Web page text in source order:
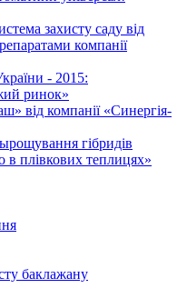
захисту саду від
компанії
- 2015:
ринок»
від компанії «Синергія-
гібридів
в плівкових теплицях»
баклажану